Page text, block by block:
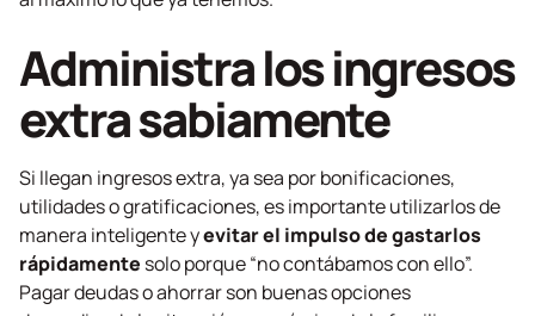
Administra los ingresos
extra sabiamente
Si llegan ingresos extra, ya sea por bonificaciones,
utilidades o gratificaciones, es importante utilizarlos de
manera inteligente yevitar el impulso de gastarlos
rápidamente solo porque “no contábamos con ello”.
Pagar deudas o ahorrar son buenas opciones